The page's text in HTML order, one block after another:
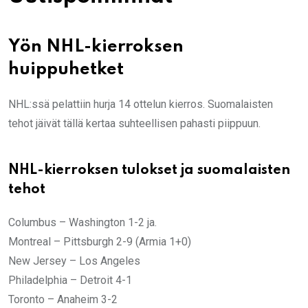
Yön NHL-kierroksen
huippuhetket
NHL:ssä pelattiin hurja 14 ottelun kierros. Suomalaisten
tehot jäivät tällä kertaa suhteellisen pahasti piippuun.
NHL-kierroksen tulokset ja suomalaisten
tehot
Columbus – Washington 1-2 ja.
Montreal – Pittsburgh 2-9 (Armia 1+0)
New Jersey – Los Angeles
Philadelphia – Detroit 4-1
Toronto – Anaheim 3-2